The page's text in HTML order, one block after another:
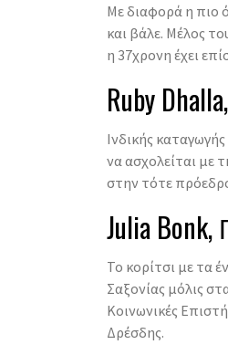
Με διαφορά η πιο
και βάλε. Μέλος
η 37χρονη έχει
Ruby
Ινδικής
να ασχολείται με
στην τότε
Julia
Το κορίτσι με τα
Σαξονίας μόλις
Κοινωνικές
Δρέσδης.